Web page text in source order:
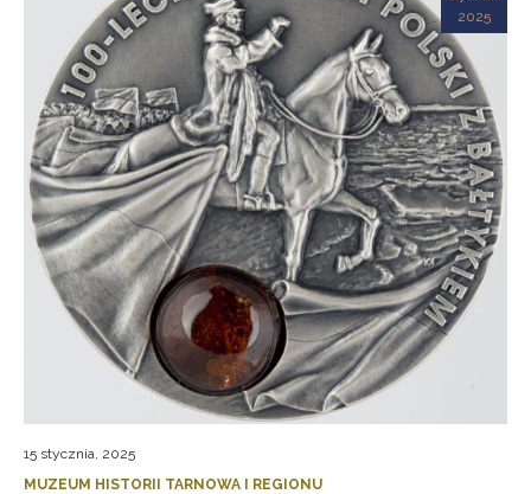
2025
15 stycznia, 2025
MUZEUM HISTORII TARNOWA I REGIONU